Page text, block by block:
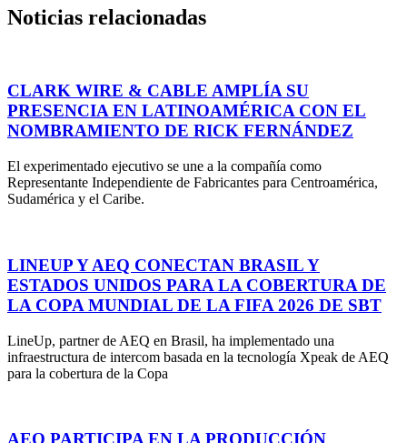
Noticias relacionadas
CLARK WIRE & CABLE AMPLÍA SU
PRESENCIA EN LATINOAMÉRICA CON EL
NOMBRAMIENTO DE RICK FERNÁNDEZ
El experimentado ejecutivo se une a la compañía como
Representante Independiente de Fabricantes para Centroamérica,
Sudamérica y el Caribe.
LINEUP Y AEQ CONECTAN BRASIL Y
ESTADOS UNIDOS PARA LA COBERTURA DE
LA COPA MUNDIAL DE LA FIFA 2026 DE SBT
LineUp, partner de AEQ en Brasil, ha implementado una
infraestructura de intercom basada en la tecnología Xpeak de AEQ
para la cobertura de la Copa
AEQ PARTICIPA EN LA PRODUCCIÓN